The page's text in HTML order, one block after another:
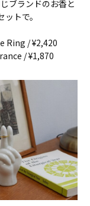
ブランドのお香と
ットで。
Ring / ¥2,420
/ ¥1,870